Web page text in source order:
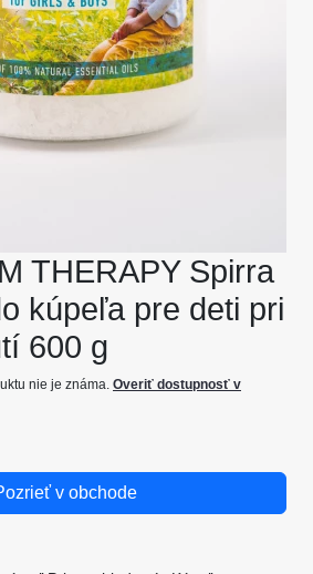
THERAPY Spirra
kúpeľa pre deti pri
600 g
nie je známa. Overiť dostupnosť v
v obchode